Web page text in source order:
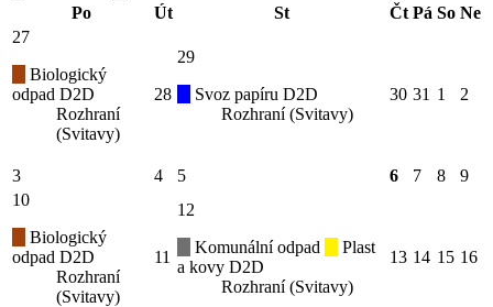
Po
Út St Čt Pá So Ne
27
Biologický
odpad D2D
Rozhraní
(Svitavy)
28
29
Svoz papíru D2D
Rozhraní (Svitavy)
30 31 1 2
3 4 5 6 7 8
9
10
Biologický
odpad D2D
Rozhraní
(Svitavy)
11
12
Komunální odpad
Plast
a kovy D2D
Rozhraní (Svitavy)
13 14 15 16